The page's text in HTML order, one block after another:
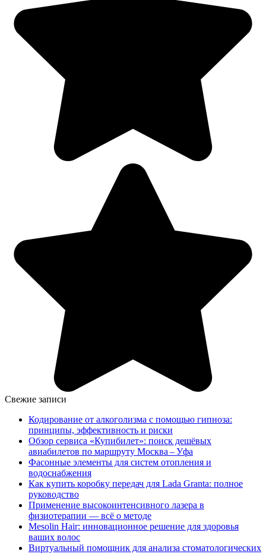
Свежие записи
Кодирование от алкоголизма с помощью гипноза:
принципы, эффективность и риски
Обзор сервиса «Купибилет»: поиск дешёвых
авиабилетов по маршруту Москва – Уфа
Фасонные элементы для систем отопления и
водоснабжения
Как купить коробку передач для Lada Granta: полное
руководство
Применение высокоинтенсивного лазера в
физиотерапии — всё о методе
Mesolin Hair: инновационное решение для здоровья
ваших волос
Виртуальный помощник для анализа стоматологических